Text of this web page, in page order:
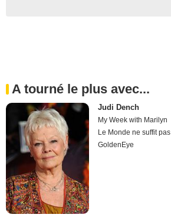
A tourné le plus avec...
Judi Dench
My Week with Marilyn
Le Monde ne suffit pas
GoldenEye